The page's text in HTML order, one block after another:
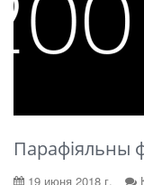
Парафіяльны
19 июня 2018 г.